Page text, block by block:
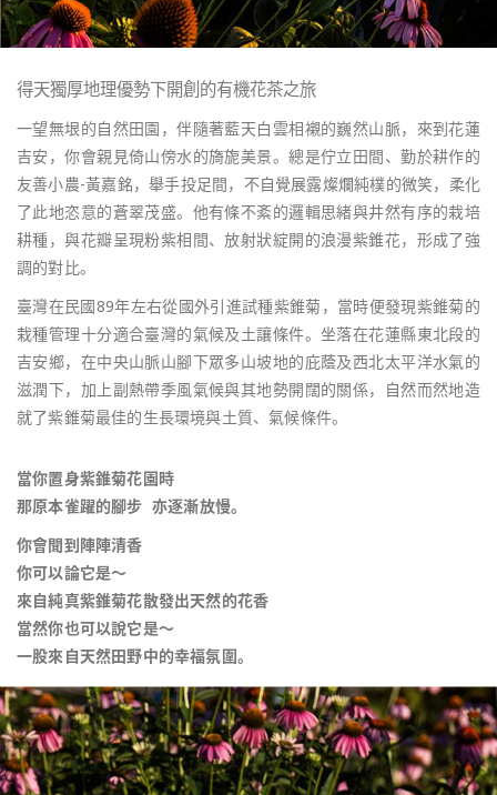
得天獨厚地理優勢下開創的有機花茶之旅
一望無垠的自然田園，伴隨著藍天白雲相襯的巍然山脈，來到花蓮
吉安，你會親見倚山傍水的旖旎美景。總是佇立田間、勤於耕作的
友善小農-黃嘉銘，舉手投足間，不自覺展露燦爛純樸的微笑，柔化
了此地恣意的蒼翠茂盛。他有條不紊的邏輯思緒與井然有序的栽培
耕種，與花瓣呈現粉紫相間、放射狀綻開的浪漫紫錐花，形成了強
調的對比。
臺灣在民國89年左右從國外引進試種紫錐菊，當時便發現紫錐菊的
栽種管理十分適合臺灣的氣候及土讓條件。坐落在花蓮縣東北段的
吉安鄉，在中央山脈山腳下眾多山坡地的庇蔭及西北太平洋水氣的
滋潤下，加上副熱帶季風氣候與其地勢開闊的關係，自然而然地造
就了紫錐菊最佳的生長環境與土質、氣候條件。
當你置身紫錐菊花園時
那原本雀躍的腳步 亦逐漸放慢。
你會聞到陣陣清香
你可以論它是～
來自純真紫錐菊花散發出天然的花香
當然你也可以說它是～
一股來自天然田野中的幸福氛圍。